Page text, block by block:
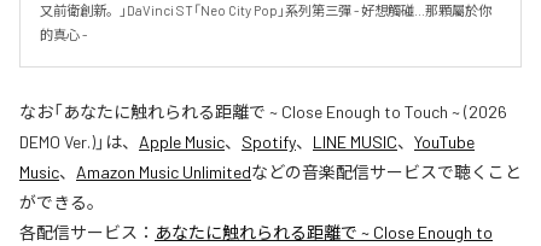
又前衛創新。」DaVinci ST「Neo City Pop」系列第三彈 - 好想觸碰...那顆屬於你
的真心 -
なお「あなたに触れられる距離で ~ Close Enough to Touch ~ (2026
DEMO Ver.)」は、 Apple Music、 Spotify、 LINE MUSIC、 YouTube
Music、 Amazon Music Unlimitedなどの音楽配信サービスで聴くこと
ができる。
各配信サービス： あなたに触れられる距離で ~ Close Enough to